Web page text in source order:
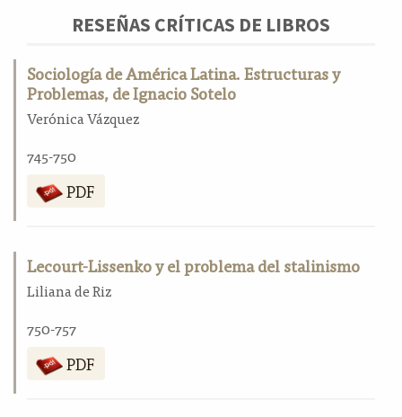
RESEÑAS CRÍTICAS DE LIBROS
Sociología de América Latina. Estructuras y
Problemas, de Ignacio Sotelo
Verónica Vázquez
745-750
PDF
Lecourt-Lissenko y el problema del stalinismo
Liliana de Riz
750-757
PDF